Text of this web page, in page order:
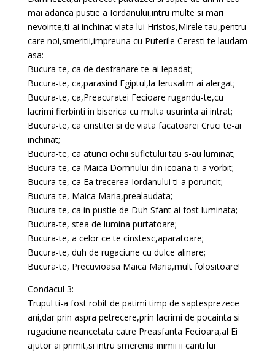
mai adanca pustie a Iordanului,intru multe si mari
nevointe,ti-ai inchinat viata lui Hristos,Mirele tau,pentru
care noi,smeritii,impreuna cu Puterile Ceresti te laudam
asa:
Bucura-te, ca de desfranare te-ai lepadat;
Bucura-te, ca,parasind Egiptul,la Ierusalim ai alergat;
Bucura-te, ca,Preacuratei Fecioare rugandu-te,cu
lacrimi fierbinti in biserica cu multa usurinta ai intrat;
Bucura-te, ca cinstitei si de viata facatoarei Cruci te-ai
inchinat;
Bucura-te, ca atunci ochii sufletului tau s-au luminat;
Bucura-te, ca Maica Domnului din icoana ti-a vorbit;
Bucura-te, ca Ea trecerea Iordanului ti-a poruncit;
Bucura-te, Maica Maria,prealaudata;
Bucura-te, ca in pustie de Duh Sfant ai fost luminata;
Bucura-te, stea de lumina purtatoare;
Bucura-te, a celor ce te cinstesc,aparatoare;
Bucura-te, duh de rugaciune cu dulce alinare;
Bucura-te, Precuvioasa Maica Maria,mult folositoare!
Condacul 3:
Trupul ti-a fost robit de patimi timp de saptesprezece
ani,dar prin aspra petrecere,prin lacrimi de pocainta si
rugaciune neancetata catre Preasfanta Fecioara,al Ei
ajutor ai primit,si intru smerenia inimii ii canti lui